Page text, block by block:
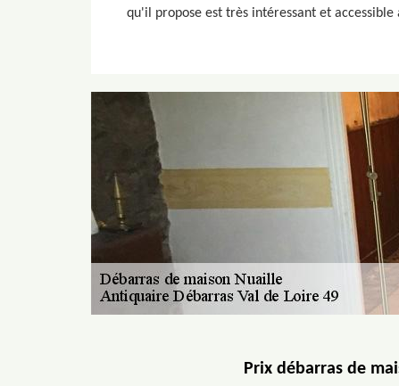
qu'il propose est très intéressant et accessible
Prix débarras de